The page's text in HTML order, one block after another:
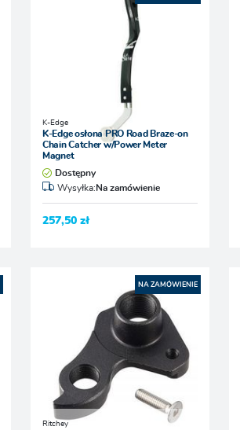
K-Edge
K-Edge osłona PRO Road Braze-on
Chain Catcher w/Power Meter
Magnet
Dostępny
Wysyłka:Na zamówienie
257,50 zł
NA ZAMÓWIENIE
Ritchey